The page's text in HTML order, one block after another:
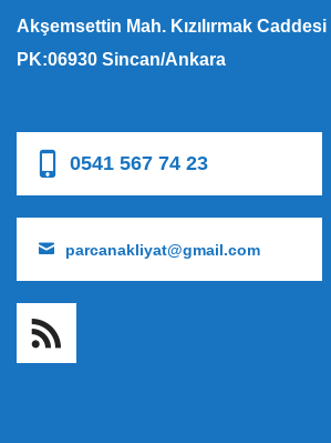
Akşemsettin Mah. Kızılırmak Caddesi
PK:06930 Sincan/Ankara
0541 567 74 23
parcanakliyat@gmail.com